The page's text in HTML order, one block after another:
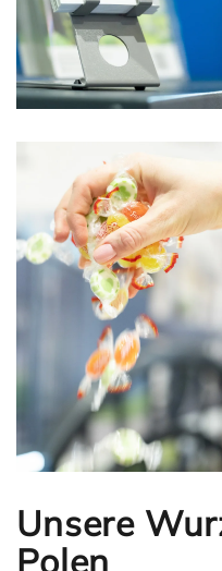
Unsere
Polen